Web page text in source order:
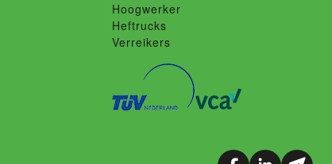
Hoogwerker
Heftrucks
Verreikers